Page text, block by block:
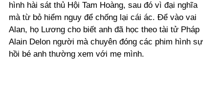
hình hài sát thủ Hội Tam Hoàng, sau đó vì đại nghĩa
mà từ bỏ hiểm nguy để chống lại cái ác. Để vào vai
Alan, họ Lương cho biết anh đã học theo tài tử Pháp
Alain Delon người mà chuyên đóng các phim hình sự
hồi bé anh thường xem với mẹ mình.